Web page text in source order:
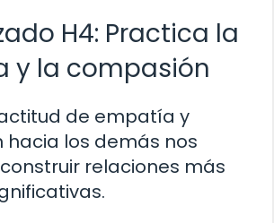
H4: Practica la
y la compasión
de empatía y
hacia los demás nos
relaciones más